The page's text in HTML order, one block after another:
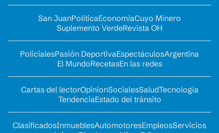
San JuanPolíticaEconomíaCuyo Minero
Suplemento VerdeRevista OH
PolicialesPasión DeportivaEspectáculosArgentina
El MundoRecetasEn las redes
Cartas del lectorOpinionSocialesSaludTecnología
TendenciaEstado del tránsito
ClasificadosInmueblesAutomotoresEmpleosServicios